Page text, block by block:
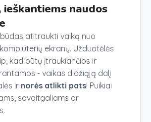
ieškantiems naudos
atitraukti vaiką nuo
ekranų. Užduotėlės
kad būtų įtraukiančios ir
- vaikas didžiąją dalį
ir norės atlikti pats! Puikiai
savaitgaliams ar